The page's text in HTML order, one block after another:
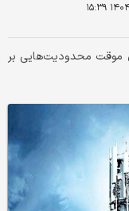
موقت محدودیت‌هایی بر